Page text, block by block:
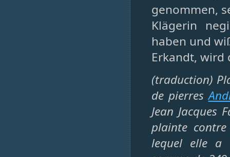
genommen,
Klägerin
haben und
Erkandt, wird
(traduction)
de pierres
Jean Jacques
plainte
lequel elle a